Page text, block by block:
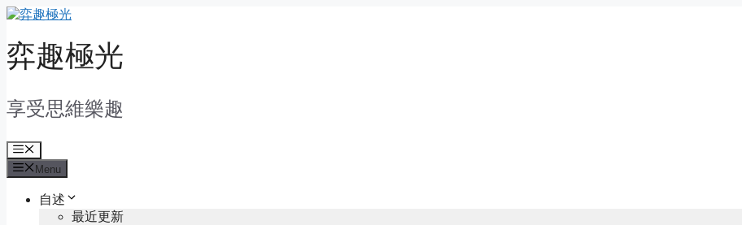
Skip
content
弈趣極光
享受思維樂趣
Menu
Menu
自述
最近更新